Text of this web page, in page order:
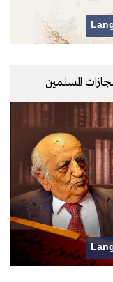
المسلمين